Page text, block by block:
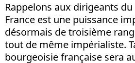
Rappelons aux dirigeants du
France est une puissance
désormais de troisième
tout de même impérialiste.
bourgeoisie française sera